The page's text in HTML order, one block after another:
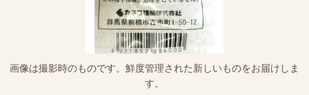
画像は撮影時のものです。鮮度管理された新しいものをお届けしま
す。